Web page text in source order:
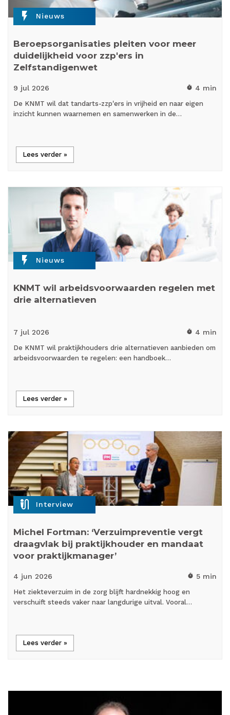
flash_on Nieuws
Beroepsorganisaties pleiten voor meer
duidelijkheid voor zzp'ers in
Zelfstandigenwet
9 jul 2026 timer 4 min
De KNMT wil dat tandarts-zzp'ers in vrijheid en naar eigen
inzicht kunnen waarnemen en samenwerken in de…
Lees verder »
flash_on Nieuws
KNMT wil arbeidsvoorwaarden regelen met
drie alternatieven
7 jul 2026 timer 4 min
De KNMT wil praktijkhouders drie alternatieven aanbieden om
arbeidsvoorwaarden te regelen: een handboek…
Lees verder »
mic_external_on Interview
Michel Fortman: ‘Verzuimpreventie vergt
draagvlak bij praktijkhouder en mandaat
voor praktijkmanager’
4 jun 2026 timer 5 min
Het ziekteverzuim in de zorg blijft hardnekkig hoog en
verschuift steeds vaker naar langdurige uitval. Vooral…
Lees verder »